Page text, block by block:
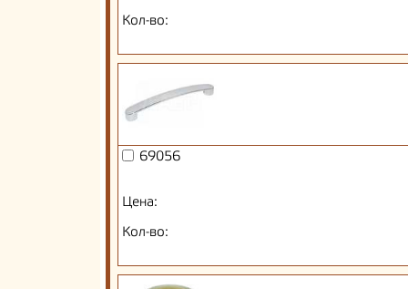
Кол-во:
69056
Цена:
Кол-во: